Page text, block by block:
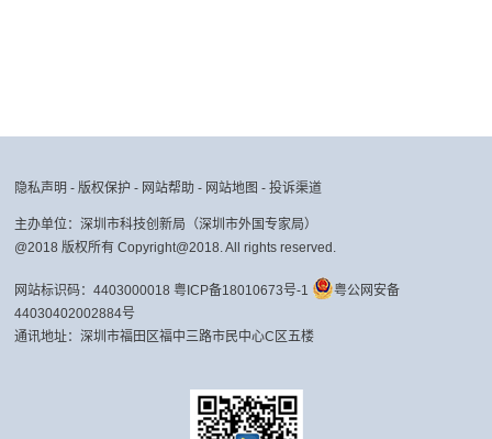
通知公告
深圳市科技创新委员会关于发布2022年度技术攻
通知公告
深圳市科技创新委员会关于发布《2023年度深圳
市科技型中小微企业贷款贴息贴保资助项目申请指南》的通知
信息发布时间：2022-11-24
通知公告
深圳市科技创新局关于发布《2024年度基础研究
专项（深圳市自然科学基金）重点项目申请指南》的通知
深圳市科技创新委员会关于2023年度深圳市科学
技术奖四类奖项提名工作的通知
隐私声明 -版权保护 - 网站帮助 - 网站地图 -投诉渠道
主办单位：深圳市科技创新局（深圳市外国专家局）
@2018 版权所有 Copyright@2018. All rights reserved.
网站标识码：4403000018粤ICP备18010673号-1
粤公网安备
44030402002884号
通讯地址：深圳市福田区福中三路市民中心C区五楼